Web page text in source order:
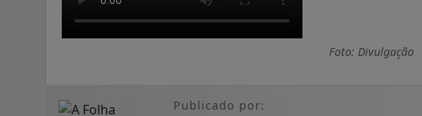
Foto: Divulgação
Publicado por: